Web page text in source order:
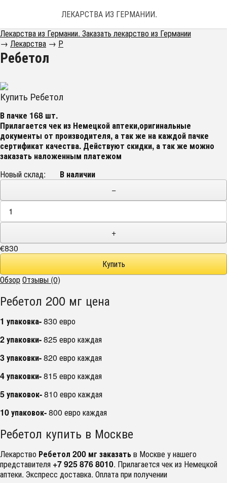
ЛЕКАРСТВА ИЗ ГЕРМАНИИ. ЗАКАЗАТЬ
Лекарства из Германии. Заказать лекарство из Германии
→ Лекарства → Р
Ребетол
Купить Ребетол
В пачке 168 шт.
Прилагается чек из Немецкой аптеки,оригинальные
документы от производителя, а так же на каждой пачке
сертификат качества. Действуют скидки, а так же можно
заказать наложенным платежом
Новый склад:
В наличии
−
+
€830
ОбзорОтзывы (0)
Ребетол 200 мг цена
1 упаковка-830 евро
2 упаковки-825 евро каждая
3 упаковки-820 евро каждая
4 упаковки-815 евро каждая
5 упаковок-810 евро каждая
10 упаковок-800 евро каждая
Ребетол купить в Москве
Лекарство Ребетол 200 мг заказатьв Москве у нашего
представителя +7 925 876 8010. Прилагается чек из Немецкой
аптеки. Экспресс доставка. Оплата при получении